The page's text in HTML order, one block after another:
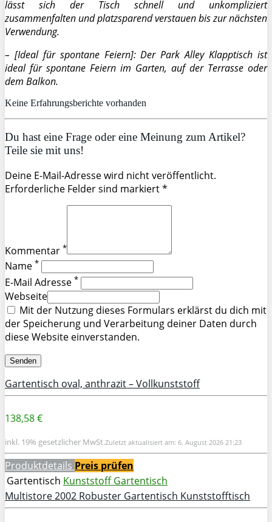
lässt sich der Tisch schnell und unkompliziert
zusammenfalten und platzsparend verstauen bis zur nächsten
Verwendung.
– [Ideal für spontane Feiern]: Der Park Alley Klapptisch ist
ideal für spontane Feiern im Garten, auf der Terrasse oder
dem Balkon.
Keine Erfahrungsberichte vorhanden
Du hast eine Frage oder eine Meinung zum Artikel?
Teile sie mit uns!
Deine E-Mail-Adresse wird nicht veröffentlicht.
Erforderliche Felder sind markiert *
Kommentar *
Name *
E-Mail Adresse *
Webseite
Mit der Nutzung dieses Formulars erklärst du dich mit
der Speicherung und Verarbeitung deiner Daten durch
diese Website einverstanden.
Gartentisch oval, anthrazit – Vollkunststoff
138,58 €
inkl. 19% gesetzlicher MwSt.Zuletzt aktualisiert am: 6. August 2026 21:23
Produktdetails Preis prüfen
Gartentisch Kunststoff Gartentisch
Multistore 2002 Robuster Gartentisch Kunststofftisch